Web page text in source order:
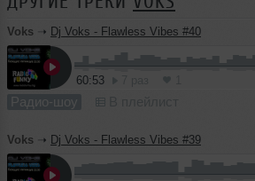
Voks ➝ Dj Voks - Flawless Vibes #40
60:53
Радио-шоу
Voks ➝ Dj Voks - Flawless Vibes #39